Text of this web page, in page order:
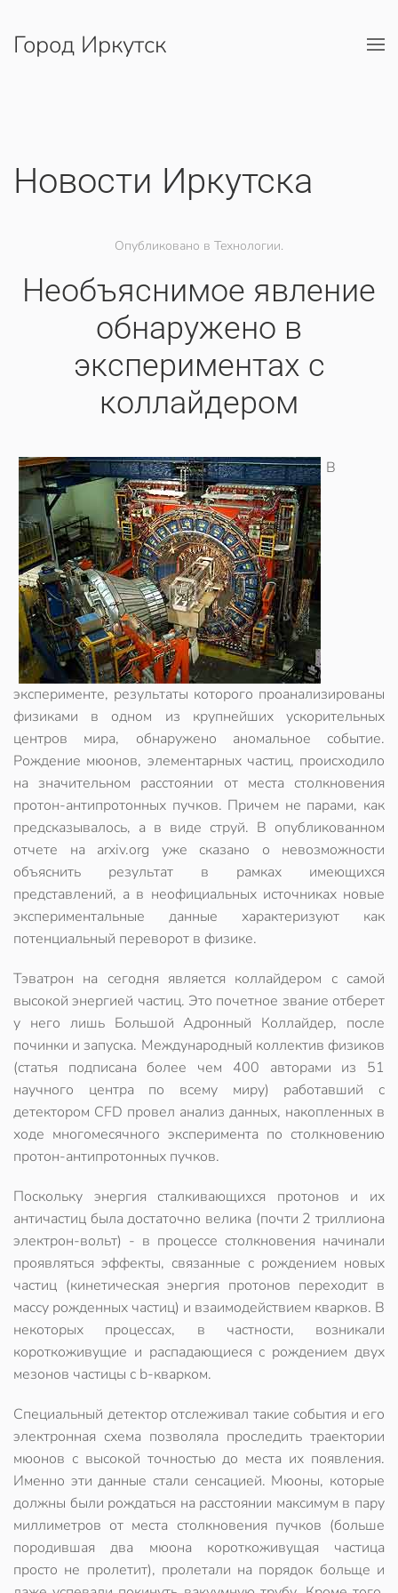
Перейти к содержимому
Город Иркутск
Новости Иркутска
Опубликовано в Технологии.
Необъяснимое явление
обнаружено в
экспериментах с
коллайдером
В
эксперименте, результаты которого проанализированы
физиками в одном из крупнейших ускорительных
центров мира, обнаружено аномальное событие.
Рождение мюонов, элементарных частиц, происходило
на значительном расстоянии от места столкновения
протон-антипротонных пучков. Причем не парами, как
предсказывалось, а в виде струй. В опубликованном
отчете на arxiv.org уже сказано о невозможности
объяснить результат в рамках имеющихся
представлений, а в неофициальных источниках новые
экспериментальные данные характеризуют как
потенциальный переворот в физике.
Тэватрон на сегодня является коллайдером с самой
высокой энергией частиц. Это почетное звание отберет
у него лишь Большой Адронный Коллайдер, после
починки и запуска. Международный коллектив физиков
(статья подписана более чем 400 авторами из 51
научного центра по всему миру) работавший с
детектором CFD провел анализ данных, накопленных в
ходе многомесячного эксперимента по столкновению
протон-антипротонных пучков.
Поскольку энергия сталкивающихся протонов и их
античастиц была достаточно велика (почти 2 триллиона
электрон-вольт) - в процессе столкновения начинали
проявляться эффекты, связанные с рождением новых
частиц (кинетическая энергия протонов переходит в
массу рожденных частиц) и взаимодействием кварков. В
некоторых процессах, в частности, возникали
короткоживущие и распадающиеся с рождением двух
мезонов частицы с b-кварком.
Специальный детектор отслеживал такие события и его
электронная схема позволяла проследить траектории
мюонов с высокой точностью до места их появления.
Именно эти данные стали сенсацией. Мюоны, которые
должны были рождаться на расстоянии максимум в пару
миллиметров от места столкновения пучков (больше
породившая два мюона короткоживущая частица
просто не пролетит), пролетали на порядок больще и